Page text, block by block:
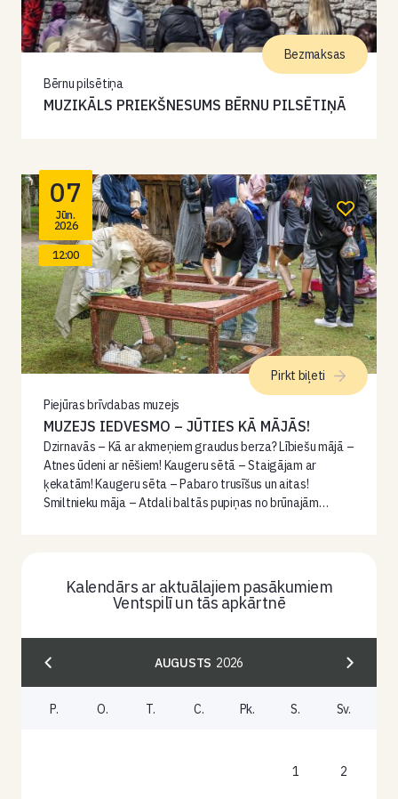
Bērnu pilsētiņa
MUZIKĀLS PRIEKŠNESUMS BĒRNU PILSĒTIŅĀ
Bezmaksas
07
Jūn.
2026
12:00
Piejūras brīvdabas muzejs
MUZEJS IEDVESMO – JŪTIES KĀ MĀJĀS!
Dzirnavās – Kā ar akmeņiem graudus berza? Lībiešu mājā –
Atnes ūdeni ar nēšiem! Kaugeru sētā – Staigājam ar
ķekatām! Kaugeru sēta – Pabaro trusīšus un aitas!
Smiltnieku māja – Atdali baltās pupiņas no brūnajām…
Pirkt biļeti
Kalendārs ar aktuālajiem pasākumiem
Ventspilī un tās apkārtnē
AUGUSTS 2026
P. O. T. C. Pk. S. Sv.
1 2